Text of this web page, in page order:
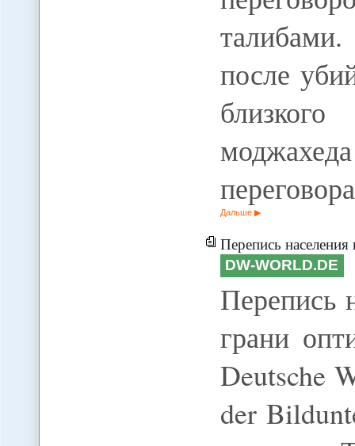
после
Дальше
Перепись населения в
DW-WORLD.DE
Перепись
грани
Deutsche
der